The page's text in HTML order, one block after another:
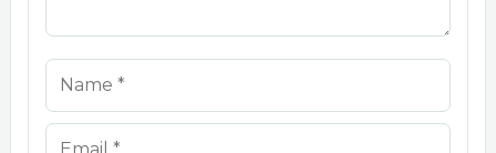
Name
Email